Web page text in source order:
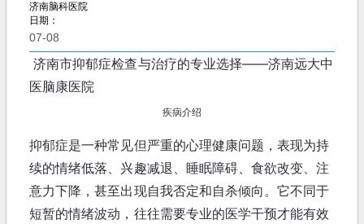
济南脑科医院
日期：
07-08
济南市抑郁症检查与治疗的专业选择——济南远大中
医脑康医院
疾病介绍
抑郁症是一种常见但严重的心理健康问题，表现为持
续的情绪低落、兴趣减退、睡眠障碍、食欲改变、注
意力下降，甚至出现自我否定和自杀倾向。它不同于
短暂的情绪波动，往往需要专业的医学干预才能有效